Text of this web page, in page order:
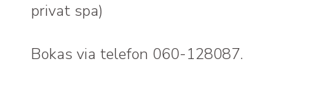
privat spa)
Bokas via telefon 060-128087.